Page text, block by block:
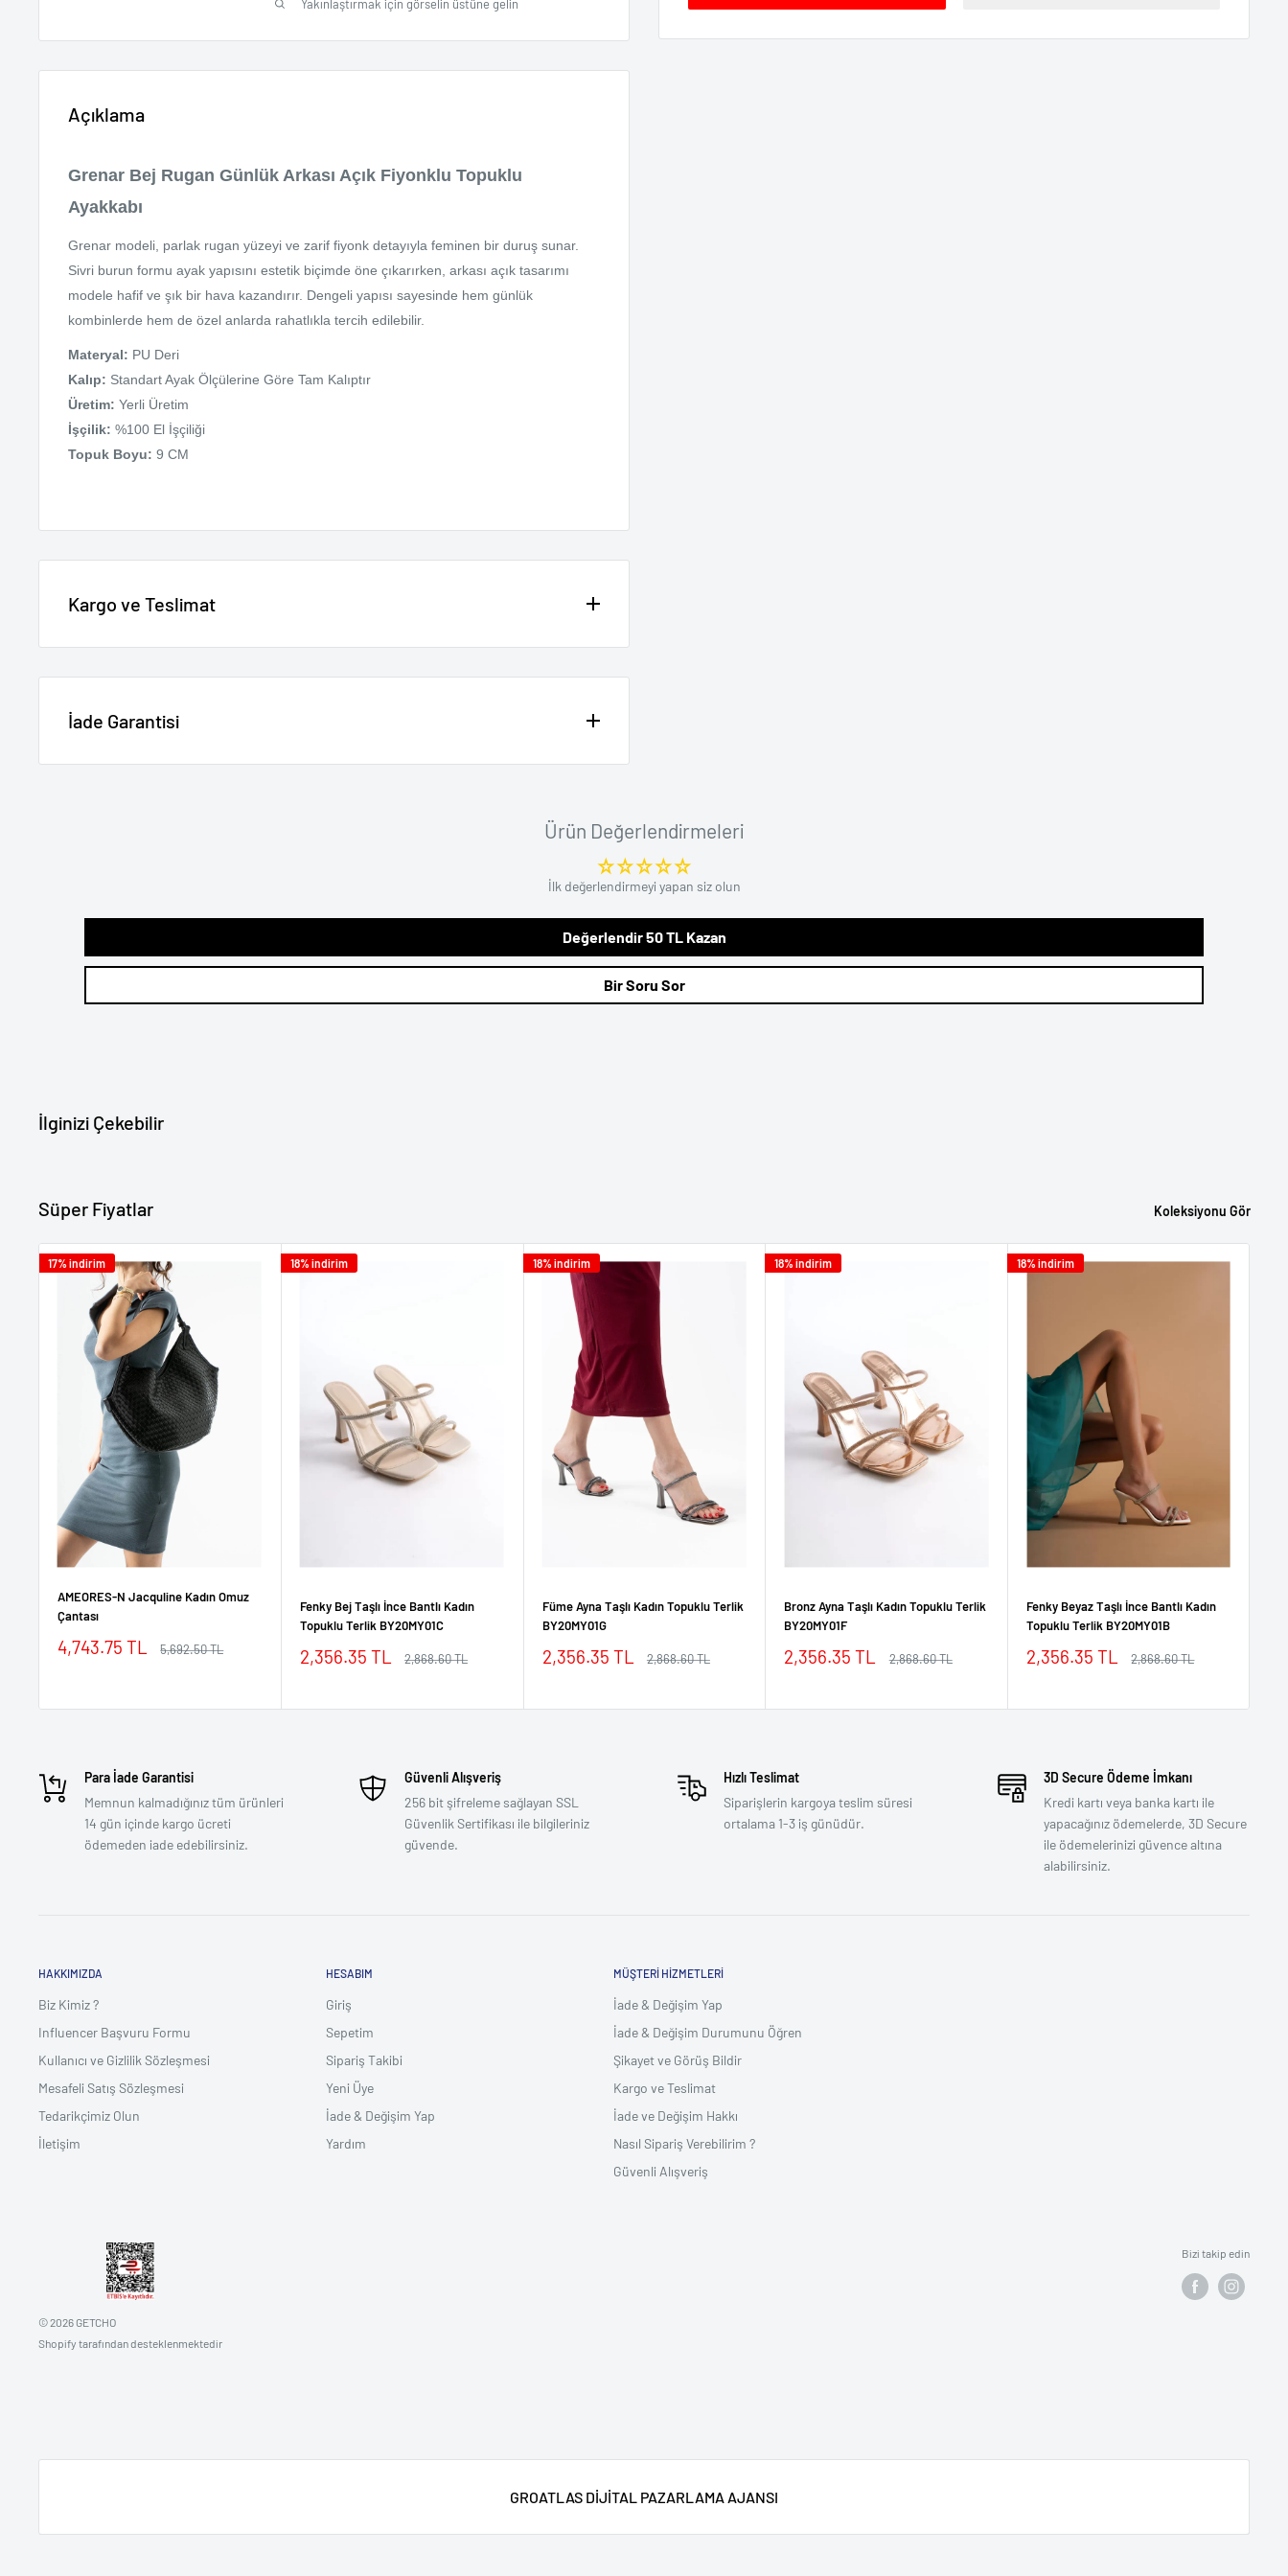
Yakınlaştırmak için görselin üstüne gelin
Açıklama
Grenar Bej Rugan Günlük Arkası Açık Fiyonklu Topuklu
Ayakkabı
Grenar modeli, parlak rugan yüzeyi ve zarif fiyonk detayıyla feminen bir duruş sunar.
Sivri burun formu ayak yapısını estetik biçimde öne çıkarırken, arkası açık tasarımı
modele hafif ve şık bir hava kazandırır. Dengeli yapısı sayesinde hem günlük
kombinlerde hem de özel anlarda rahatlıkla tercih edilebilir.
Materyal: PU Deri
Kalıp: Standart Ayak Ölçülerine Göre Tam Kalıptır
Üretim: Yerli Üretim
İşçilik: %100 El İşçiliği
Topuk Boyu: 9 CM
Kargo ve Teslimat
kargo ücretsizdir. Altındaki tutarlarda kargo ücreti 89.99 TL'dir.
günüdür.
Ortalama teslim süresi bağlı bulunduğunuz hepsijet şubesinin yoğunluğuna bağlı olarak 1
Siparişlerinizi tarafınıza sms ya da e-posta yolu ile iletilen gönderi numarası ile hepsijet
Tüm siparişleriniz özel kutularında , ürünün hassas bölgeleri koruma altına alınarak
gönderilir. Bu sayede teslimat aşamasındaki olası hasarlar engellenir.
İade Garantisi
içinde faturası, kutusu, ambalajı ile birlikte İade & Değişim Yap bölümünden talep açarak
Ürün elimize geçtikten sonraki en geç 14 iş günü içinde geri ödeme işlemi gerçekleştirilir.
kadar aya bölünerek kartınıza her ay iade edilecektir. Bu prosedür Getcho tarafından
değil, bankanız tarafından belirlenmiştir.
Ürün Değerlendirmeleri
İlk değerlendirmeyi yapan siz olun
Değerlendir 50 TL Kazan
Bir Soru Sor
İlginizi Çekebilir
Süper Fiyatlar Koleksiyonu Gör
17% indirim
AMEORES-N Jacquline Kadın Omuz
Çantası
İndirimli
4,743.75 TL
Normal
5,692.50 TL
18% indirim
Fenky Bej Taşlı İnce Bantlı Kadın
Topuklu Terlik BY20MY01C
İndirimli
2,356.35 TL
Normal
2,868.60 TL
18% indirim
Füme Ayna Taşlı Kadın Topuklu Terlik
BY20MY01G
İndirimli
2,356.35 TL
Normal
2,868.60 TL
18% indirim
Bronz Ayna Taşlı Kadın Topuklu Terlik
BY20MY01F
İndirimli
2,356.35 TL
Normal
2,868.60 TL
18% indirim
Fenky Beyaz Taşlı İnce Bantlı Kadın
Topuklu Terlik BY20MY01B
İndirimli
2,356.35 TL
Normal
2,868.60 TL
Para İade Garantisi
Memnun kalmadığınız tüm ürünleri
14 gün içinde kargo ücreti
ödemeden iade edebilirsiniz.
Güvenli Alışveriş
256 bit şifreleme sağlayan SSL
Güvenlik Sertifikası ile bilgileriniz
güvende.
Hızlı Teslimat
Siparişlerin kargoya teslim süresi
ortalama 1-3 iş günüdür.
3D Secure Ödeme İmkanı
Kredi kartı veya banka kartı ile
yapacağınız ödemelerde, 3D Secure
ile ödemelerinizi güvence altına
alabilirsiniz.
HAKKIMIZDA
Biz Kimiz ?
Influencer Başvuru Formu
Kullanıcı ve Gizlilik Sözleşmesi
Mesafeli Satış Sözleşmesi
Tedarikçimiz Olun
İletişim
HESABIM
Giriş
Sepetim
Sipariş Takibi
Yeni Üye
İade & Değişim Yap
Yardım
MÜŞTERI HIZMETLERI
İade & Değişim Yap
İade & Değişim Durumunu Öğren
Şikayet ve Görüş Bildir
Kargo ve Teslimat
İade ve Değişim Hakkı
Nasıl Sipariş Verebilirim ?
Güvenli Alışveriş
© 2026 GETCHO
Shopify tarafından desteklenmektedir
Bizi takip edin
GROATLAS DİJİTAL PAZARLAMA AJANSI